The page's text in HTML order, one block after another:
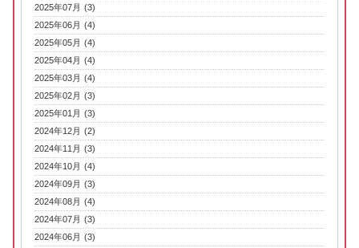
2025年07月 (3)
2025年06月 (4)
2025年05月 (4)
2025年04月 (4)
2025年03月 (4)
2025年02月 (3)
2025年01月 (3)
2024年12月 (2)
2024年11月 (3)
2024年10月 (4)
2024年09月 (3)
2024年08月 (4)
2024年07月 (3)
2024年06月 (3)